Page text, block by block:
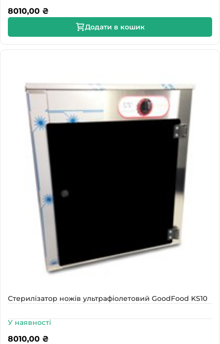
8010,00 ₴
Додати в кошик
Стерилізатор ножів ультрафіолетовий GoodFood KS10
У наявності
8010,00 ₴